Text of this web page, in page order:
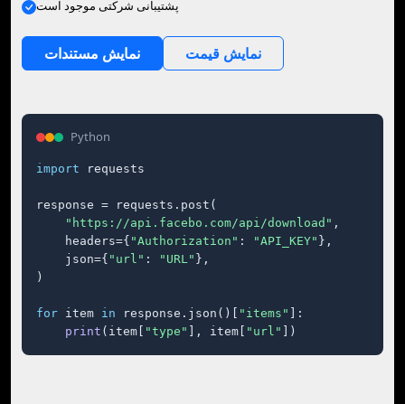
پشتیبانی شرکتی موجود است
نمایش مستندات نمایش قیمت
Python
import requests
response = requests.post(
"https://api.facebo.com/api/download" ,
    headers={
"Authorization" : "API_KEY" },
    json={
"url" : "URL" },
)
for item in response.json()[ "items"
]:
print (item[ "type" ], item[ "url" ])